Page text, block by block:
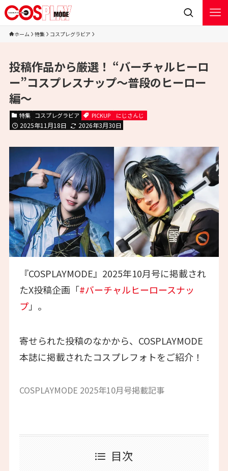
ホーム 特集 コスプレグラビア
投稿作品から厳選！ “バーチャルヒーロ
ー”コスプレスナップ〜普段のヒーロー
編〜
特集 コスプレグラビア PICKUP にじさんじ
2025年11月18日 2026年3月30日
『COSPLAYMODE』2025年10月号に掲載され
たX投稿企画「#バーチャルヒーロースナッ
プ」。
寄せられた投稿のなかから、COSPLAYMODE
本誌に掲載されたコスプレフォトをご紹介！
COSPLAYMODE 2025年10月号掲載記事
目次